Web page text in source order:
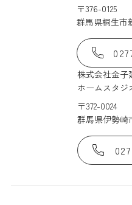
〒376-0125
群馬県桐生市
株式会社金子
ホームスタジ
〒372-0024
群馬県伊勢崎